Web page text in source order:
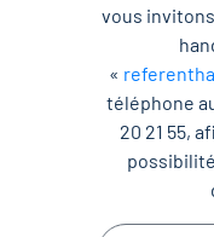
vous
«
téléphone
20 21 55,